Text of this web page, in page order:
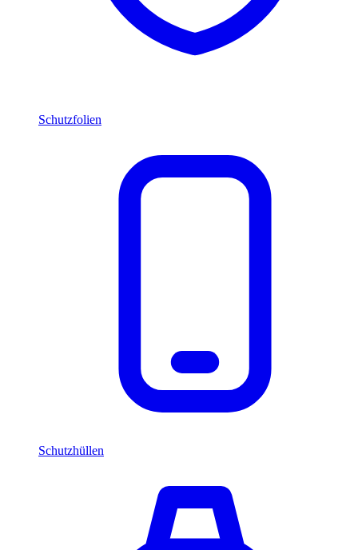
Schutzfolien
Schutzhüllen